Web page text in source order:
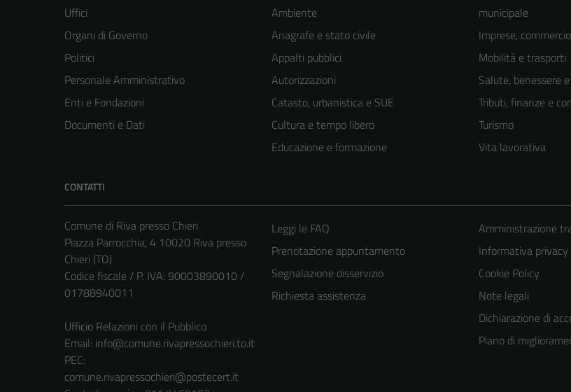
Uffici
Organi di Governo
Politici
Personale Amministrativo
Enti e Fondazioni
Documenti e Dati
Ambiente
Anagrafe e stato civile
Appalti pubblici
Autorizzazioni
Catasto, urbanistica e SUE
Cultura e tempo libero
Educazione e formazione
municipale
Imprese,
Mobilità e trasporti
Salute, benessere
Tributi, finanze e
Turismo
Vita lavorativa
CONTATTI
Comune di Riva presso Chieri
Piazza Parrocchia, 4 10020 Riva presso
Chieri (TO)
Codice fiscale / P. IVA: 90003890010 /
01788940011
Ufficio Relazioni con il Pubblico
Email: info@comune.rivapressochieri.to.it
PEC:
comune.rivapressochieri@postecert.it
Leggi le FAQ
Prenotazione appuntamento
Segnalazione disservizio
Richiesta assistenza
Amministrazione
Informativa privacy
Cookie Policy
Note legali
Dichiarazione di
Piano di